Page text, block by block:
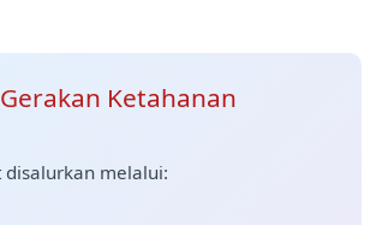
Ketahanan
disalurkan melalui: